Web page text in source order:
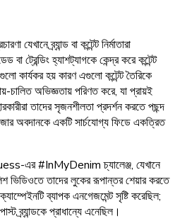
যেখানে ব্র্যান্ড বা কন্টেন্ট নির্মাতারা
বা ট্রেন্ডিং হ্যাশট্যাগকে কেন্দ্র করে কন্টেন্ট
কার্যকর হয় কারণ এগুলো কন্টেন্ট তৈরিকে
অভিজ্ঞতায় পরিণত করে, যা প্রায়ই
তাদের সৃজনশীলতা প্রদর্শন করতে পছন্দ
অবদানকে একটি সার্চযোগ্য ফিডে একত্রিত
এর #InMyDenim চ্যালেঞ্জ, যেখানে
ভিডিওতে তাদের লুকের রূপান্তর শেয়ার করতে
ব্যাপক এনগেজমেন্ট সৃষ্টি করেছিল;
ব্র্যান্ডকে প্রাধান্যে এনেছিল।